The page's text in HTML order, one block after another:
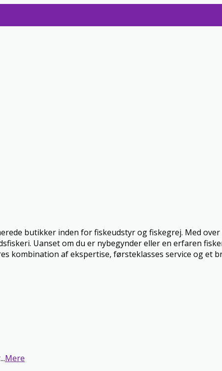
butikker inden for fiskeudstyr og fiskegrej. Med
Uanset om du er nybegynder eller en erfaren
kombination af ekspertise, førsteklasses service og et
...Mere